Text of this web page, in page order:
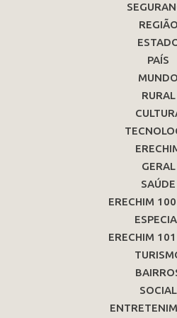
REGIÃO
PAÍS
MUNDO
RURAL
GERAL
SAÚDE
ERECHIM
ERECHIM
SOCIAL